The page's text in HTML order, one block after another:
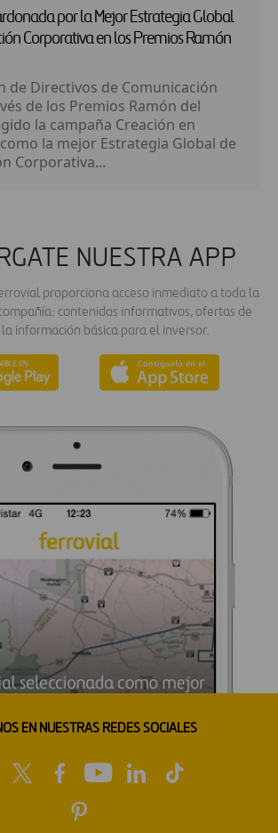
por la Mejor Estrategia Global
Corporativa en los Premios Ramón
de Directivos de Comunicación
de los Premios Ramón del
la campaña Creación en
la mejor Estrategia Global de
Corporativa...
NUESTRA APP
proporciona acceso inmediato a toda la
contenidos informativos, ofertas de
información básica para el inversor.
EN NUESTRAS REDES SOCIALES